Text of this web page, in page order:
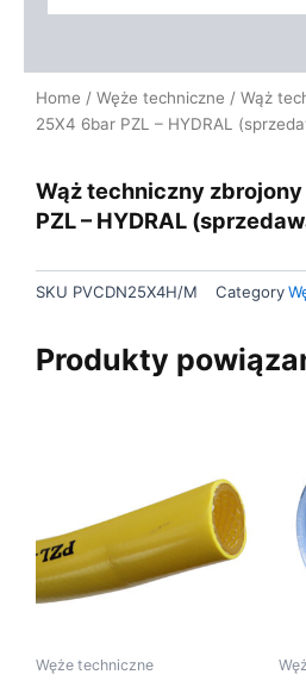
Home / Węże techniczne / Wąż
25X4 6bar PZL – HYDRAL
Wąż techniczny
PZL – HYDRAL
SKU PVCDN25X4H/M Category
Produkty
Węże techniczne